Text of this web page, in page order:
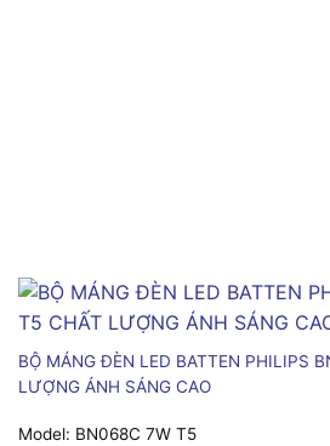
BỘ MÁNG ĐÈN LED BATTEN PHILIPS
LƯỢNG ÁNH SÁNG CAO
Model: BN068C 7W T5